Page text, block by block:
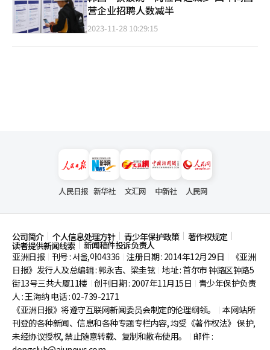
营企业招聘人数减半
2023-11-28 10:29:15
人民日报 新华社 文汇网 中新社 人民网
公司简介 个人信息处理方针 青少年保护政策 著作权规定
读者提供新闻线索
新闻稿件投诉负责人
亚洲日报
刊号 : 서울,아04336 注册日期 : 2014年12月29日
《亚洲
日报》发行人及总编辑 : 郭永吉、梁圭铉 地址 : 首尔市钟路区钟路5
街13号三共大厦11楼 创刊日期 : 2007年11月15日
青少年保护负责
人 : 王海纳 电话 : 02-739-2171
《亚洲日报》将遵守互联网新闻委员会制定的伦理纲领。
本网站所
刊登的各种新闻、信息和各种专题专栏内容, 均受《著作权法》 保护,
未经协议授权, 禁止随意转载、复制和散布使用。
邮件 :